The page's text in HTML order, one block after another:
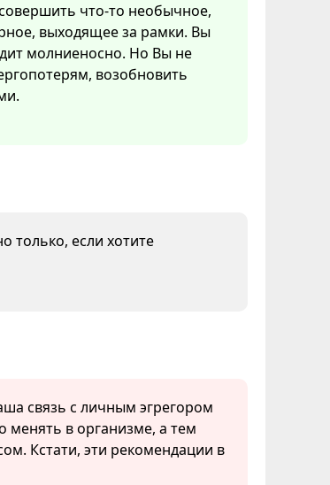
что-то необычное,
выходящее за рамки. Вы
молниеносно. Но Вы не
возобновить
только, если хотите
связь с личным эгрегором
менять в организме, а тем
Кстати, эти рекомендации в